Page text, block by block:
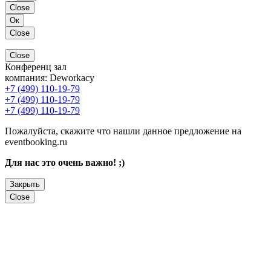
Close
Ок
Close
Close
Конференц зал
компания: Deworkacy
+7 (499) 110-19-79
+7 (499) 110-19-79
+7 (499) 110-19-79
Пожалуйста, скажите что нашли данное предложение на
eventbooking.ru
Для нас это очень важно! ;)
Закрыть
Close